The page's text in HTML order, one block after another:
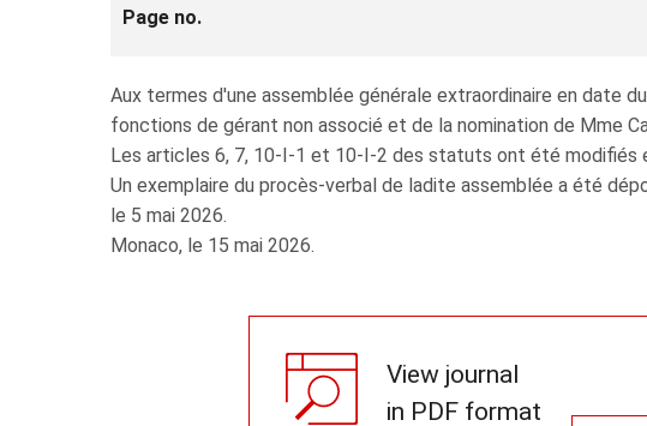
Page no.
Aux termes d'une assemblée générale extraordinaire en date
fonctions de gérant non associé et de la nomination de Mme
Les articles 6, 7, 10-I-1 et 10-I-2 des statuts ont été modifiés
Un exemplaire du procès-verbal de ladite assemblée a été
le 5 mai 2026.
Monaco, le 15 mai 2026.
View journal
in PDF format